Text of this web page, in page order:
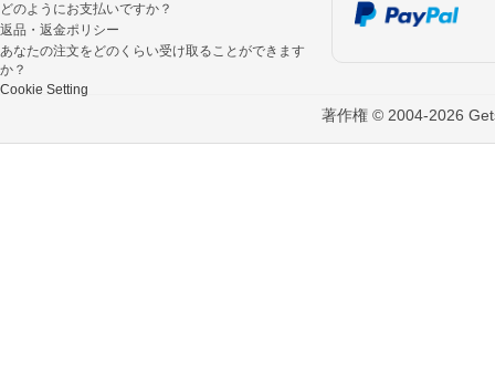
どのようにお支払いですか？
返品・返金ポリシー
あなたの注文をどのくらい受け取ることができます
か？
Cookie Setting
著作権 © 2004-2026